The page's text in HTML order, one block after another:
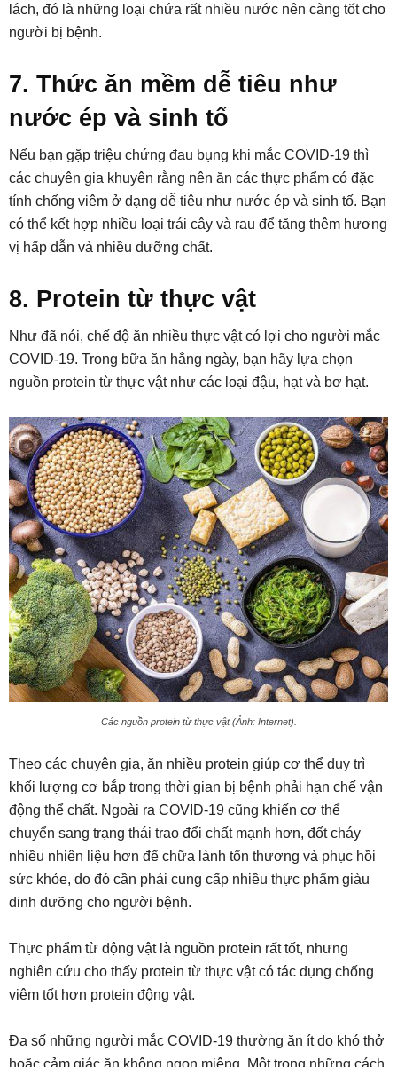
lách, đó là những loại chứa rất nhiều nước nên càng tốt cho
người bị bệnh.
7. Thức ăn mềm dễ tiêu như
nước ép và sinh tố
Nếu bạn gặp triệu chứng đau bụng khi mắc COVID-19 thì
các chuyên gia khuyên rằng nên ăn các thực phẩm có đặc
tính chống viêm ở dạng dễ tiêu như nước ép và sinh tố. Bạn
có thể kết hợp nhiều loại trái cây và rau để tăng thêm hương
vị hấp dẫn và nhiều dưỡng chất.
8. Protein từ thực vật
Như đã nói, chế độ ăn nhiều thực vật có lợi cho người mắc
COVID-19. Trong bữa ăn hằng ngày, bạn hãy lựa chọn
nguồn protein từ thực vật như các loại đậu, hạt và bơ hạt.
Các nguồn protein từ thực vật (Ảnh: Internet).
Theo các chuyên gia, ăn nhiều protein giúp cơ thể duy trì
khối lượng cơ bắp trong thời gian bị bệnh phải hạn chế vận
động thể chất. Ngoài ra COVID-19 cũng khiến cơ thể
chuyển sang trạng thái trao đổi chất mạnh hơn, đốt cháy
nhiều nhiên liệu hơn để chữa lành tổn thương và phục hồi
sức khỏe, do đó cần phải cung cấp nhiều thực phẩm giàu
dinh dưỡng cho người bệnh.
Thực phẩm từ động vật là nguồn protein rất tốt, nhưng
nghiên cứu cho thấy protein từ thực vật có tác dụng chống
viêm tốt hơn protein động vật.
Đa số những người mắc COVID-19 thường ăn ít do khó thở
hoặc cảm giác ăn không ngon miệng. Một trong những cách